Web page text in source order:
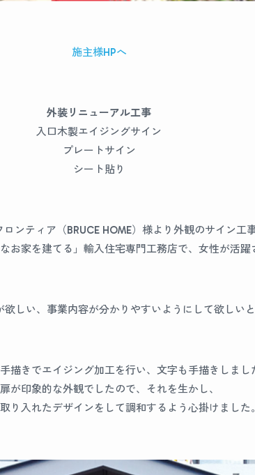
施主様HPへ
外装リニューアル工事
入口木製エイジングサイン
プレートサイン
シート貼り
ンティア（BRUCE HOME）様より外観のサイン工
お家を建てる」輸入住宅専門工務店で、女性が活
しい、事業内容が分かりやすいようにして欲しい
描きでエイジング加工を行い、文字も手描きしまし
が印象的な外観でしたので、それを生かし、
り入れたデザインをして調和するよう心掛けました